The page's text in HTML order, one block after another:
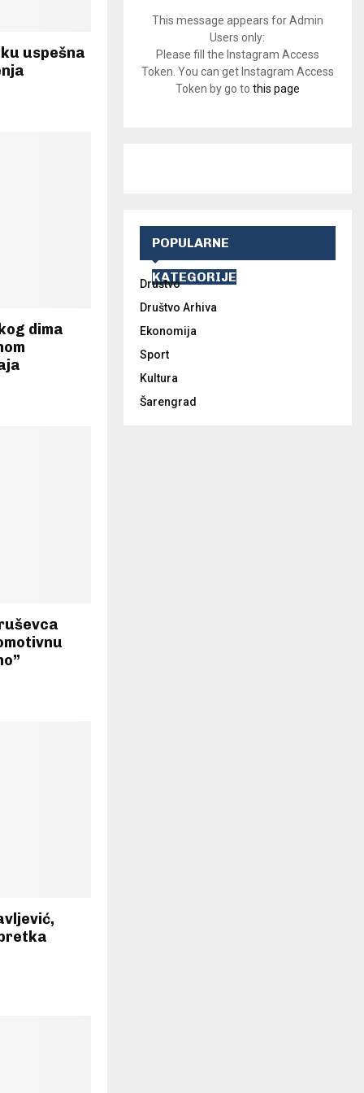
uspešna
dima
This message appears for Admin
Users only:
Please fill the Instagram Access
Token. You can get Instagram Access
Token by go to this page
POPULARNE
KATEGORIJE
Društvo
Društvo Arhiva
Ekonomija
Sport
Kultura
Šarengrad